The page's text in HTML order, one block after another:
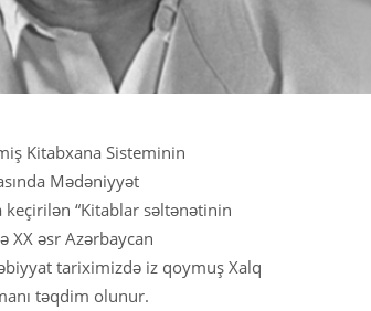
Kitabxana Sisteminin
Mədəniyyət
keçirilən “Kitablar səltənətinin
XX əsr Azərbaycan
tariximizdə iz qoymuş Xalq
təqdim olunur.